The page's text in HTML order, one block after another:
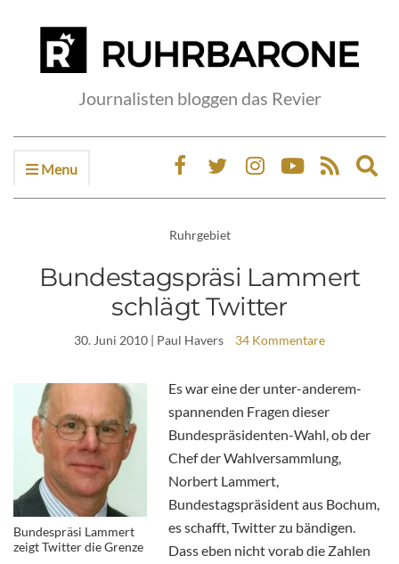
Journalisten bloggen das Revier
Menu
Ruhrgebiet
Bundestagspräsi Lammert
schlägt Twitter
30. Juni 2010 | Paul Havers 34 Kommentare
Bundespräsi Lammert
zeigt Twitter die Grenze
Es war eine der unter-anderem-
spannenden Fragen dieser
Bundespräsidenten-Wahl, ob der
Chef der Wahlversammlung,
Norbert Lammert,
Bundestagspräsident aus Bochum,
es schafft, Twitter zu bändigen.
Dass eben nicht vorab die Zahlen